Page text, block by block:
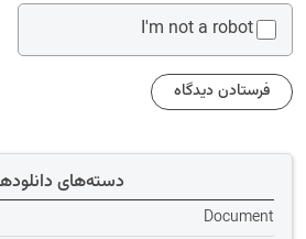
I'm not a robot
دسته‌های
Document